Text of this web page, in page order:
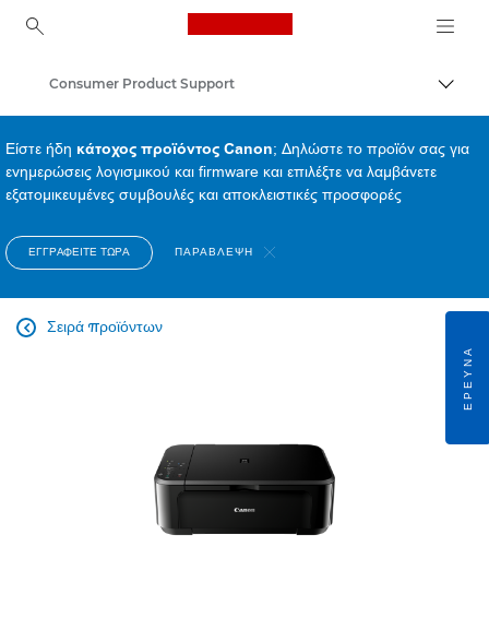
Canon Logo, back to
Consumer Product Support
Είστε ήδη κάτοχος προϊόντος Canon; Δηλώστε το προϊόν σας για
ενημερώσεις λογισμικού και firmware και επιλέξτε να λαμβάνετε
εξατομικευμένες συμβουλές και αποκλειστικές προσφορές
ΕΓΓΡΑΦΕΊΤΕ ΤΏΡΑ ΠΑΡΆΒΛΕΨΗ
Σειρά προϊόντων

ΈΡΕΥΝΑ